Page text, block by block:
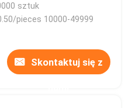
sztuk
pieces 10000-49999
Skontaktuj się z